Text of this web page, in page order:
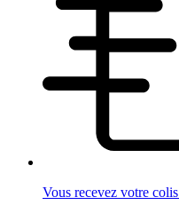
Vous recevez votre